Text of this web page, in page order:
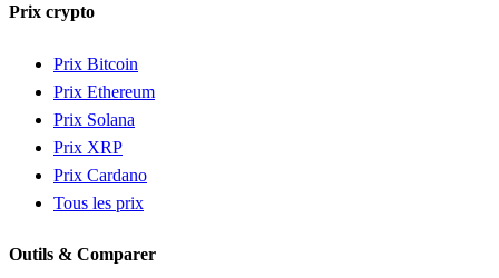
Prix crypto
Prix Bitcoin
Prix Ethereum
Prix Solana
Prix XRP
Prix Cardano
Tous les prix
Outils & Comparer